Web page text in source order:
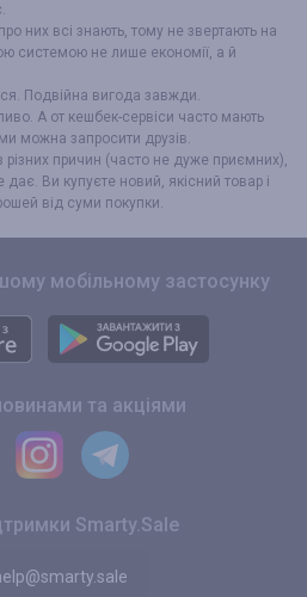
них всі знають, тому не звертають на
системою не лише економії, а й
Подвійна вигода завжди.
А от кешбек-сервіси часто мають
можна запросити друзів.
причин (часто не дуже приємних),
Ви купуєте новий, якісний товар і
від суми покупки.
мобільному застосунку
та акціями
Smarty.Sale